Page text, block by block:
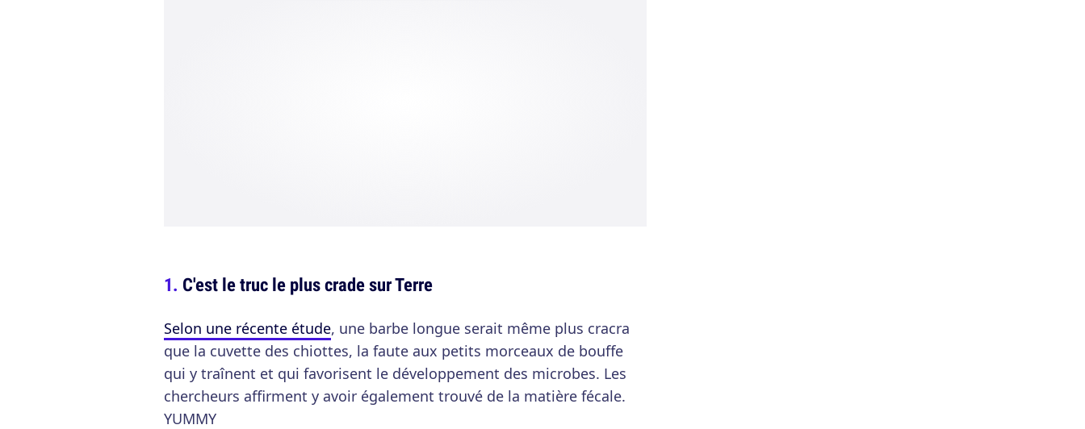
C'est le truc le plus crade sur Terre
Selon une récente étude, une barbe longue serait même plus cracra
que la cuvette des chiottes, la faute aux petits morceaux de bouffe
qui y traînent et qui favorisent le développement des microbes. Les
chercheurs affirment y avoir également trouvé de la matière fécale.
YUMMY